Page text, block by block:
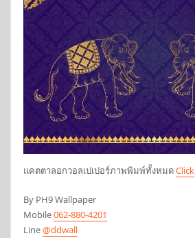
แคตตาลอกวอลเปเปอร์ภาพพิมพ์ทั้งหมดClick
By PH9 Wallpaper
Mobile062-880-4201
Line@ddwall